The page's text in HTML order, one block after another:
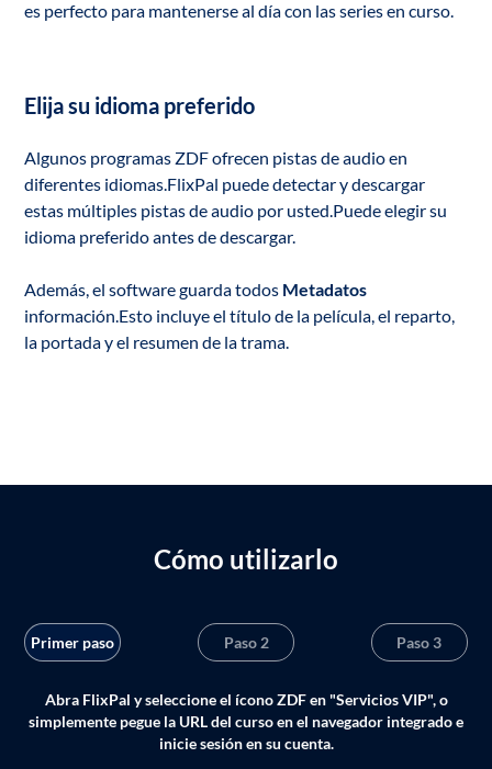
es perfecto para mantenerse al día con las series en curso.
Elija su idioma preferido
Algunos programas ZDF ofrecen pistas de audio en
diferentes idiomas.FlixPal puede detectar y descargar
estas múltiples pistas de audio por usted.Puede elegir su
idioma preferido antes de descargar.
Además, el software guarda todos Metadatos
información.Esto incluye el título de la película, el reparto,
la portada y el resumen de la trama.
Cómo utilizarlo
Primer paso Paso 2 Paso 3
Abra FlixPal y seleccione el ícono ZDF en "Servicios VIP", o
simplemente pegue la URL del curso en el navegador integrado e
inicie sesión en su cuenta.